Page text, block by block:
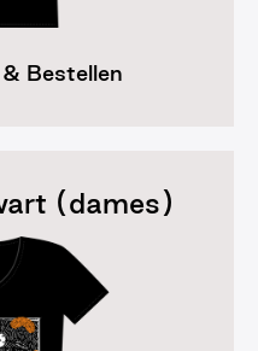
Bestellen
(dames)